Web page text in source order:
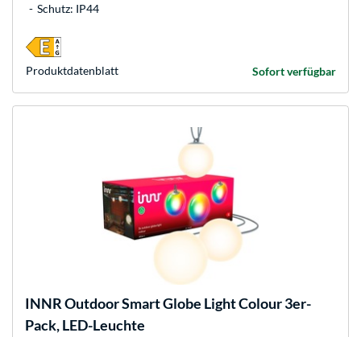
Schutz: IP44
Sofort verfügbar
Produkt­datenblatt
INNROutdoor Smart Globe Light Colour 3er-
Pack, LED-Leuchte